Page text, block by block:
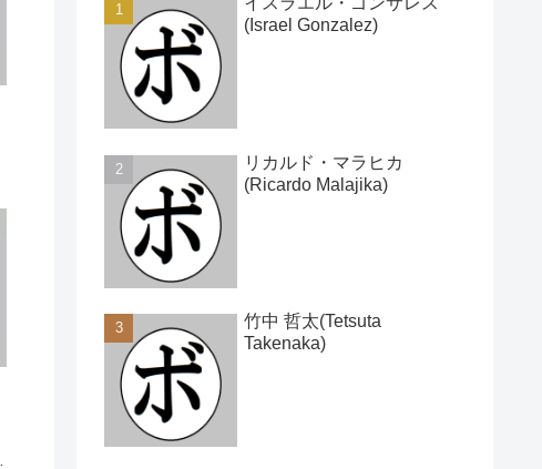
(Israel Gonzalez)
リカルド・マラヒカ
(Ricardo Malajika)
竹中 哲太(Tetsuta
Takenaka)